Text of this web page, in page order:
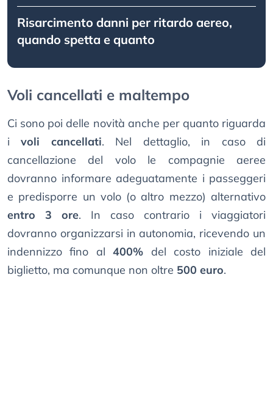
Risarcimento danni per ritardo aereo,
quando spetta e quanto
Voli cancellati e maltempo
Ci sono poi delle novità anche per quanto riguarda
ivoli cancellati. Nel dettaglio, in caso di
cancellazione del volo le compagnie aeree
dovranno informare adeguatamente i passeggeri
e predisporre un volo (o altro mezzo) alternativo
entro 3 ore. In caso contrario i viaggiatori
dovranno organizzarsi in autonomia, ricevendo un
indennizzo fino al400% del costo iniziale del
biglietto, ma comunque non oltre 500 euro.